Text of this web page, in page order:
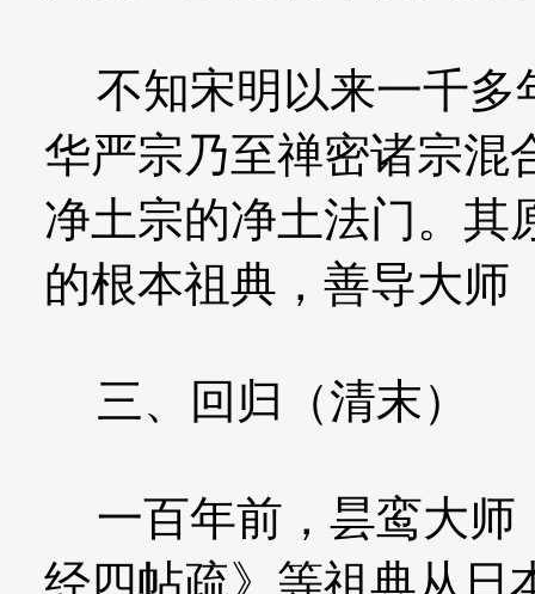
不知宋明以来一千多
华严宗乃至禅密诸宗混
净土宗的净土法门。其
的根本祖典，善导大师
三、回归（清末）
一百年前，昙鸾大师
经四帖疏》等祖典从日